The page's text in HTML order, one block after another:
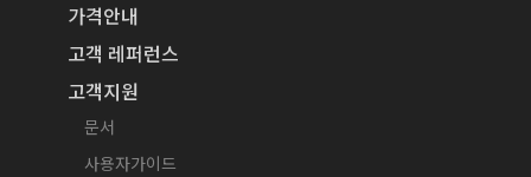
가격안내
고객 레퍼런스
고객지원
문서
사용자가이드